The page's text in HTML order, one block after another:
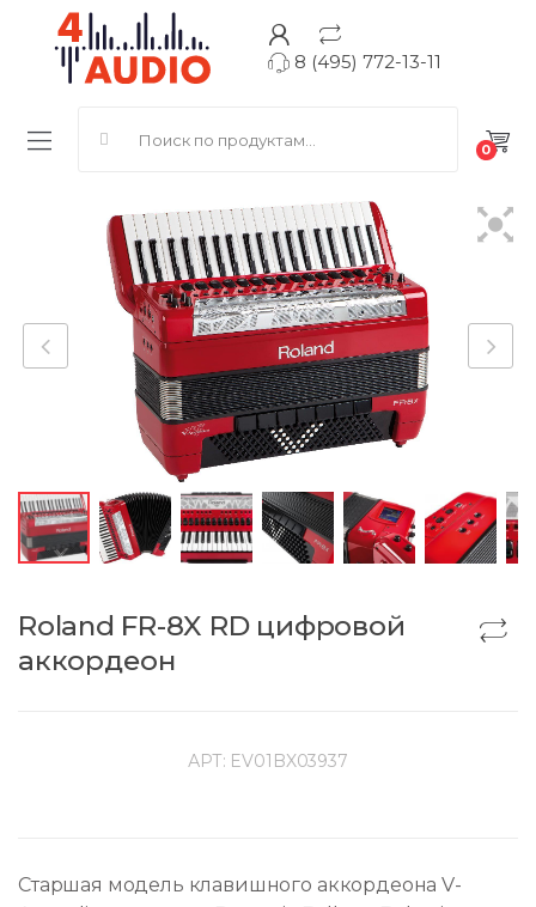
8 (495) 772-13-11
0
Roland FR-8X RD цифровой
аккордеон
АРТ: EV01BX03937
Старшая модель клавишного аккордеона V-